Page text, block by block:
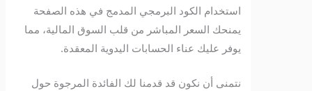
استخدام الكود البرمجي المدمج في هذه الصفحة
يمنحك السعر المباشر من قلب السوق المالية، مما
يوفر عليك عناء الحسابات اليدوية المعقدة.
نتمنى أن نكون قد قدمنا لك الفائدة المرجوة حول